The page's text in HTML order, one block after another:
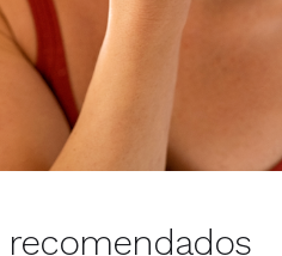
recomendados